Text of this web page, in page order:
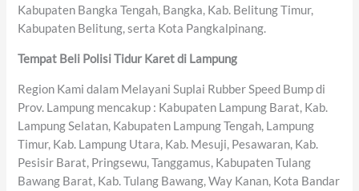
Kabupaten Bangka Tengah, Bangka, Kab. Belitung Timur,
Kabupaten Belitung, serta Kota Pangkalpinang.
Tempat Beli Polisi Tidur Karet di Lampung
Region Kami dalam Melayani Suplai Rubber Speed Bump di
Prov. Lampung mencakup : Kabupaten Lampung Barat, Kab.
Lampung Selatan, Kabupaten Lampung Tengah, Lampung
Timur, Kab. Lampung Utara, Kab. Mesuji, Pesawaran, Kab.
Pesisir Barat, Pringsewu, Tanggamus, Kabupaten Tulang
Bawang Barat, Kab. Tulang Bawang, Way Kanan, Kota Bandar